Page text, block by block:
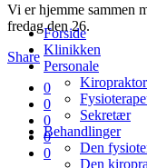
Forside
Klinikken
Personale
Kiropraktor
Sekretær
Behandlinger
Den
Den
Vi er hjemme sammen
fredag den 26.
Share
0
0
0
0
0